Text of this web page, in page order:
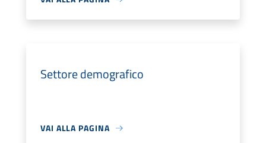
Settore demografico
VAI ALLA PAGINA